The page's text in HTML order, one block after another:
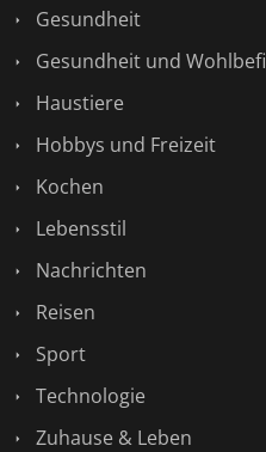
Gesundheit
Gesundheit und
Haustiere
Hobbys und Freizeit
Kochen
Lebensstil
Nachrichten
Reisen
Sport
Technologie
Zuhause & Leben